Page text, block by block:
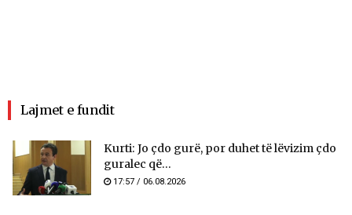
Lajmet e fundit
Kurti: Jo çdo gurë, por duhet të lëvizim çdo
guralec që...
17:57 / 06.08.2026